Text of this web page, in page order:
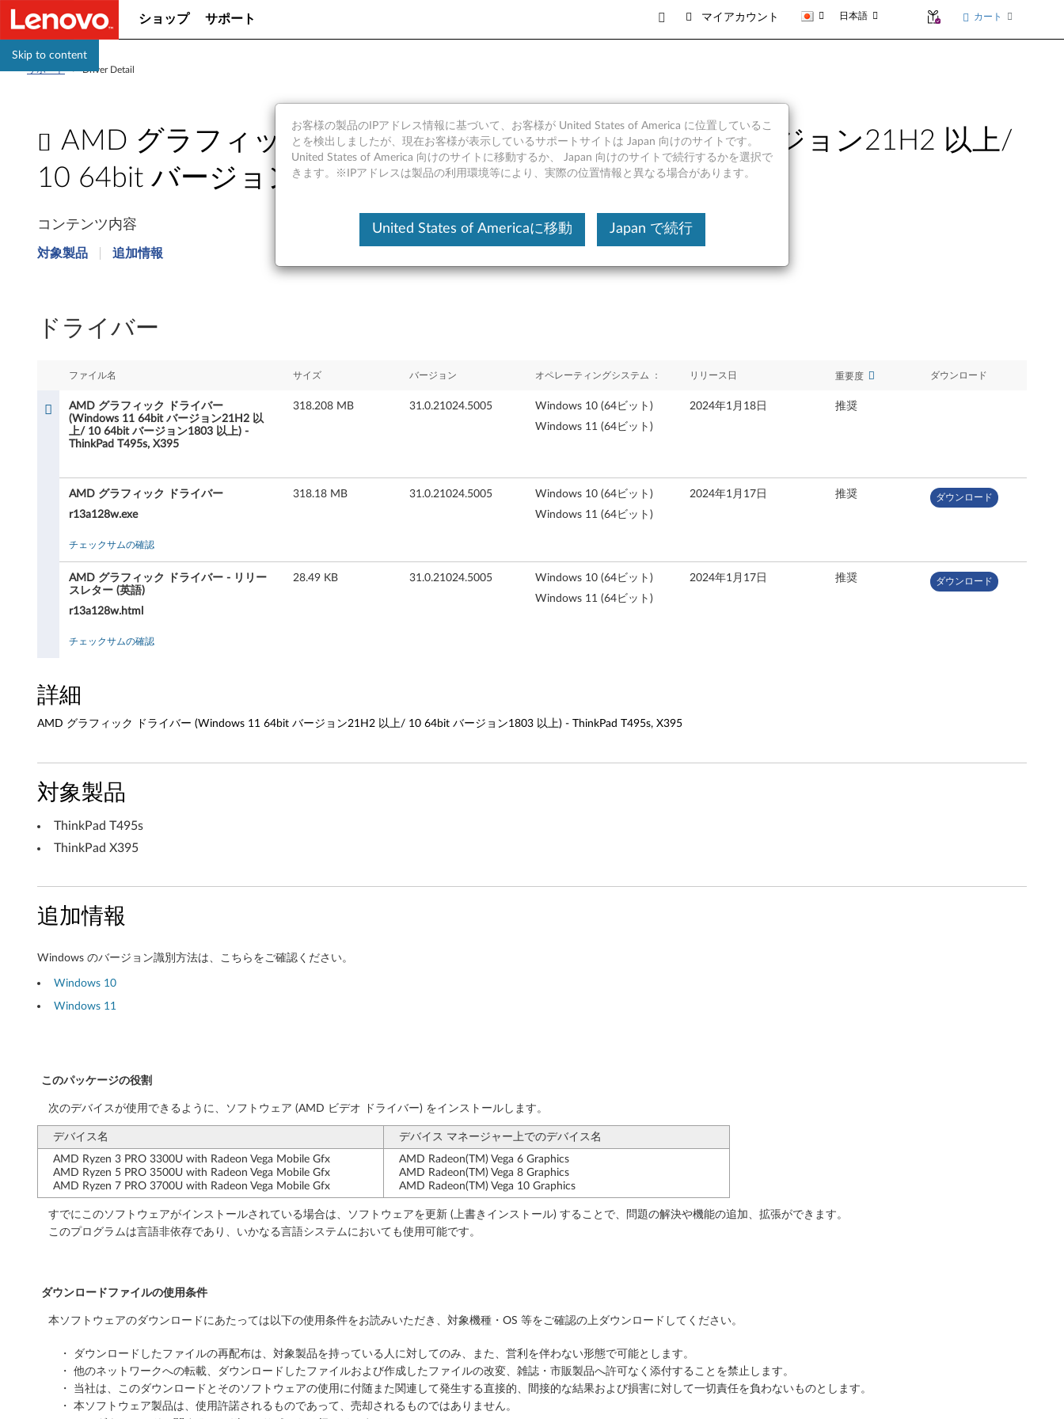
Skip to content
ショップ サポート マイアカウント 日本語 カート
サポート >Driver Detail
AMD グラフィック ドライバー (Windows 11 64bit バージョン21H2 以上/
10 64bit バージョン1803 以上) - ThinkPad T495s, X395
M
ラ
ド
i
n
d
o
w
s
1
1
6
4
b
t
バ
ー
ジ
ョ
ン
1
H
以
コンテンツ内容
対象製品 追加情報
ドライバー
ファイル名 サイズ バージョン オペレーティングシステム ： リリース日 重要度 ダウンロード
AMD グラフィック ドライバー
(Windows 11 64bit バージョン21H2 以
上/ 10 64bit バージョン1803 以上) -
ThinkPad T495s, X395
318.208 MB 31.0.21024.5005
Windows 10 (64ビット)
Windows 11 (64ビット)
2024年1月18日 推奨
AMD グラフィック ドライバー
r13a128w.exe
318.18 MB 31.0.21024.5005
Windows 10 (64ビット)
Windows 11 (64ビット)
2024年1月17日 推奨 ダウンロード
チェックサムの確認
AMD グラフィック ドライバー - リリー
スレター (英語)
r13a128w.html
28.49 KB 31.0.21024.5005
Windows 10 (64ビット)
Windows 11 (64ビット)
2024年1月17日 推奨 ダウンロード
チェックサムの確認
詳細
AMD グラフィック ドライバー (Windows 11 64bit バージョン21H2 以上/ 10 64bit バージョン1803 以上) - ThinkPad T495s, X395
対象製品
ThinkPad T495s
ThinkPad X395
追加情報
Windows のバージョン識別方法は、こちらをご確認ください。
Windows 10
Windows 11
このパッケージの役割
次のデバイスが使用できるように、ソフトウェア (AMD ビデオ ドライバー) をインストールします。
デバイス名
デバイス マネージャー上でのデバイス名
AMD Ryzen 3 PRO 3300U with Radeon Vega Mobile Gfx
AMD Ryzen 5 PRO 3500U with Radeon Vega Mobile Gfx
AMD Ryzen 7 PRO 3700U with Radeon Vega Mobile Gfx
AMD Radeon(TM) Vega 6 Graphics
AMD Radeon(TM) Vega 8 Graphics
AMD Radeon(TM) Vega 10 Graphics
すでにこのソフトウェアがインストールされている場合は、ソフトウェアを更新 (上書きインストール) することで、問題の解決や機能の追加、拡張ができます。
このプログラムは言語非依存であり、いかなる言語システムにおいても使用可能です。
ダウンロードファイルの使用条件
本ソフトウェアのダウンロードにあたっては以下の使用条件をお読みいただき、対象機種・OS 等をご確認の上ダウンロードしてください。
・ ダウンロードしたファイルの再配布は、対象製品を持っている人に対してのみ、また、営利を伴わない形態で可能とします。
・ 他のネットワークへの転載、ダウンロードしたファイルおよび作成したファイルの改変、雑誌・市販製品へ許可なく添付することを禁止します。
・ 当社は、このダウンロードとそのソフトウェアの使用に付随また関連して発生する直接的、間接的な結果および損害に対して一切責任を負わないものとします。
・ 本ソフトウェア製品は、使用許諾されるものであって、売却されるものではありません。
お客様の製品のIPアドレス情報に基づいて、お客様が United States of America に位置しているこ
とを検出しましたが、現在お客様が表示しているサポートサイトは Japan 向けのサイトです。
United States of America 向けのサイトに移動するか、 Japan 向けのサイトで続行するかを選択で
きます。※IPアドレスは製品の利用環境等により、実際の位置情報と異なる場合があります。
United States of Americaに移動 Japan で続行